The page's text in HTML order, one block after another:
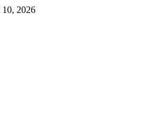
10, 2026